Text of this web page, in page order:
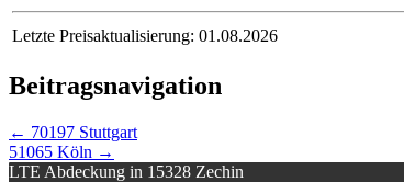
Letzte Preisaktualisierung: 01.08.2026
Beitragsnavigation
← 70197 Stuttgart
51065 Köln →
LTE Abdeckung in 15328 Zechin